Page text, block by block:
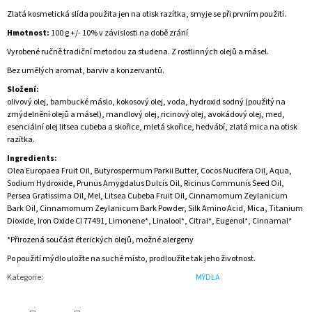
Zlatá kosmetická slída použita jen na otisk razítka, smyje se při prvním použití.
Hmotnost: 100 g +/- 10% v závislosti na době zrání
Vyrobené ručně tradiční metodou za studena. Z rostlinných olejů a másel.
Bez umělých aromat, barviv a konzervantů.
Složení:
olivový olej, bambucké máslo, kokosový olej, voda, hydroxid sodný (použitý na
zmýdelnění olejů a másel), mandlový olej, ricinový olej, avokádový olej, med,
esenciální olej litsea cubeba a skořice, mletá skořice, hedvábí, zlatá mica na otisk
razítka.
Ingredients:
Olea Europaea Fruit Oil, Butyrospermum Parkii Butter, Cocos Nucifera Oil, Aqua,
Sodium Hydroxide, Prunus Amygdalus Dulcis Oil, Ricinus Communis Seed Oil,
Persea Gratissima Oil, Mel, Litsea Cubeba Fruit Oil, Cinnamomum Zeylanicum
Bark Oil, Cinnamomum Zeylanicum Bark Powder, Silk Amino Acid, Mica, Titanium
Dioxide, Iron Oxide CI 77491, Limonene*, Linalool*, Citral*, Eugenol*, Cinnamal*
*Přirozená součást éterických olejů, možné alergeny
Po použití mýdlo uložte na suché místo, prodloužíte tak jeho životnost.
Kategorie: MÝDLA